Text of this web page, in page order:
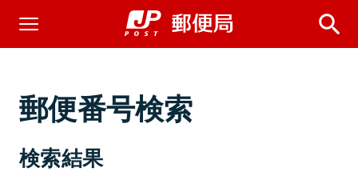
郵便番号検索
検索結果